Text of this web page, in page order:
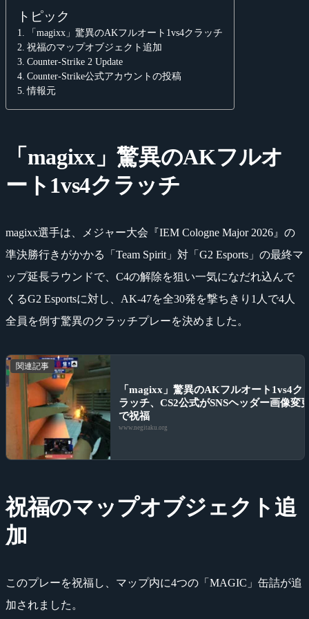
トピック
「magixx」驚異のAKフルオート1vs4クラッチ
祝福のマップオブジェクト追加
Counter-Strike 2 Update
Counter-Strike公式アカウントの投稿
情報元
「magixx」驚異のAKフルオ
ート1vs4クラッチ
magixx選手は、メジャー大会『IEM Cologne Major 2026』の
準決勝行きがかかる「Team Spirit」対「G2 Esports」の最終マ
ップ延長ラウンドで、C4の解除を狙い一気になだれ込んで
くるG2 Esportsに対し、AK-47を全30発を撃ちきり1人で4人
全員を倒す驚異のクラッチプレーを決めました。
関連記事
「magixx」驚異のAKフルオート1vs4ク
ラッチ、CS2公式がSNSヘッダー画像変
で祝福
www.negitaku.org
祝福のマップオブジェクト追
加
このプレーを祝福し、マップ内に4つの「MAGIC」缶詰が追
加されました。